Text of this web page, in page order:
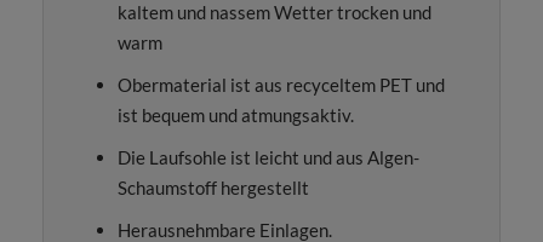
kaltem und nassem Wetter trocken und
warm
Obermaterial ist aus recyceltem PET und
ist bequem und atmungsaktiv.
Die Laufsohle ist leicht und aus Algen-
Schaumstoff hergestellt
Herausnehmbare Einlagen.